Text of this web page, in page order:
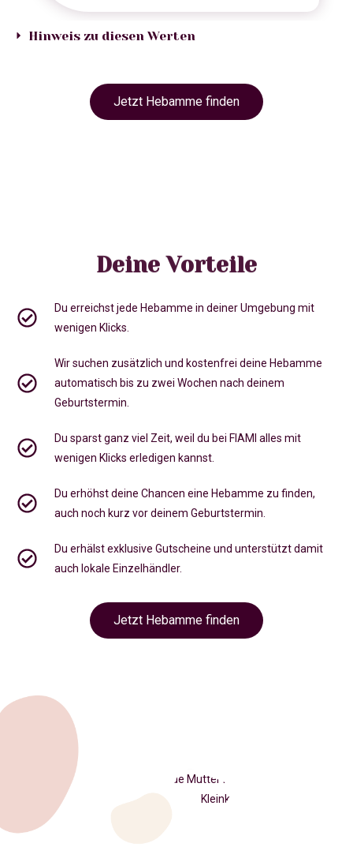
Hinweis zu diesen Werten
Jetzt Hebamme finden
Deine Vorteile
Du erreichst jede Hebamme in deiner Umgebung mit
wenigen Klicks.
Wir suchen zusätzlich und kostenfrei deine Hebamme
automatisch bis zu zwei Wochen nach deinem
Geburtstermin.
Du sparst ganz viel Zeit, weil du bei FIAMI alles mit
wenigen Klicks erledigen kannst.
Du erhöhst deine Chancen eine Hebamme zu finden,
auch noch kurz vor deinem Geburtstermin
Du erhälst exklusive Gutscheine und unterstützt damit
auch lokale Einzelhändler.
Jetzt Hebamme finden